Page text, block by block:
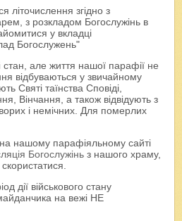
літочислення згідно з
з розкладом Богослужінь в
у вкладці
Богослужень"
але життя нашої парафії не
відбуваються у звичайному
Святі таїнства Сповіді,
Вінчання, а також відвідують з
і немічних. Для померлих
нашому парафіяльному сайті
Богослужінь з нашого храму,
дії військового стану
на вежі НЕ